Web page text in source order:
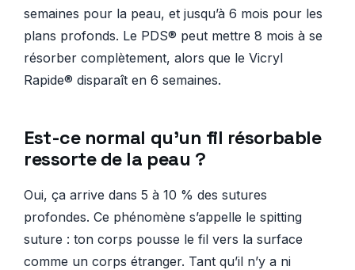
semaines pour la peau, et jusqu’à 6 mois pour les
plans profonds. Le PDS® peut mettre 8 mois à se
résorber complètement, alors que le Vicryl
Rapide® disparaît en 6 semaines.
Est-ce normal qu’un fil résorbable
ressorte de la peau ?
Oui, ça arrive dans 5 à 10 % des sutures
profondes. Ce phénomène s’appelle le spitting
suture : ton corps pousse le fil vers la surface
comme un corps étranger. Tant qu’il n’y a ni